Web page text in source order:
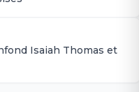
Isaiah Thomas et